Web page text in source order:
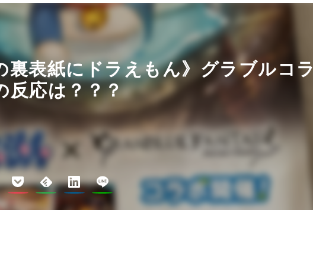
裏表紙にドラえもん》グラブルコラ
反応は？？？